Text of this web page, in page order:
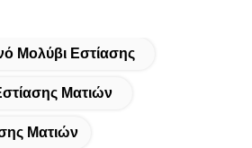
Μολύβι Εστίασης
Ματιών
Ματιών